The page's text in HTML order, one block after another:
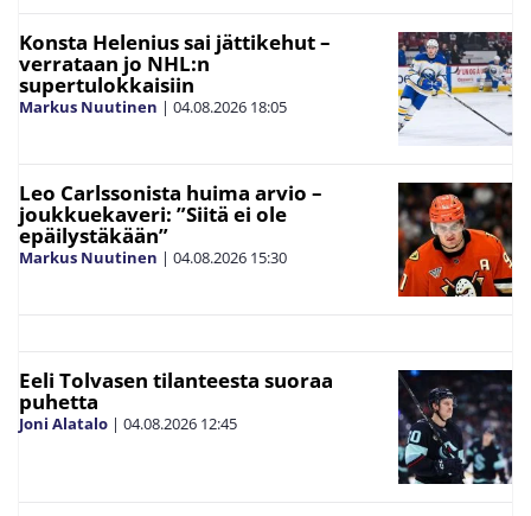
Konsta Helenius sai jättikehut –
verrataan jo NHL:n
supertulokkaisiin
Markus Nuutinen | 04.08.2026 18:05
Leo Carlssonista huima arvio –
joukkuekaveri: ”Siitä ei ole
epäilystäkään”
Markus Nuutinen | 04.08.2026 15:30
Eeli Tolvasen tilanteesta suoraa
puhetta
Joni Alatalo | 04.08.2026 12:45